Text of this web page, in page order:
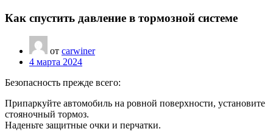
Как спустить давление в тормозной системе
от carwiner
4 марта 2024
Безопасность прежде всего:
Припаркуйте автомобиль на ровной поверхности, установите
стояночный тормоз.
Наденьте защитные очки и перчатки.